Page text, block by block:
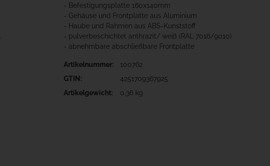
- Befestigungsplatte 160x140mm
- Gehäuse und Frontplatte aus Aluminium
- Haube und Rahmen aus ABS-Kunststoff
- pulverbeschichtet anthrazit/ weiß (RAL 7016/9010)
- abnehmbare abschließbare Frontplatte
Artikelnummer:
100762
GTIN:
4251709367925
Artikelgewicht:
0,36 kg